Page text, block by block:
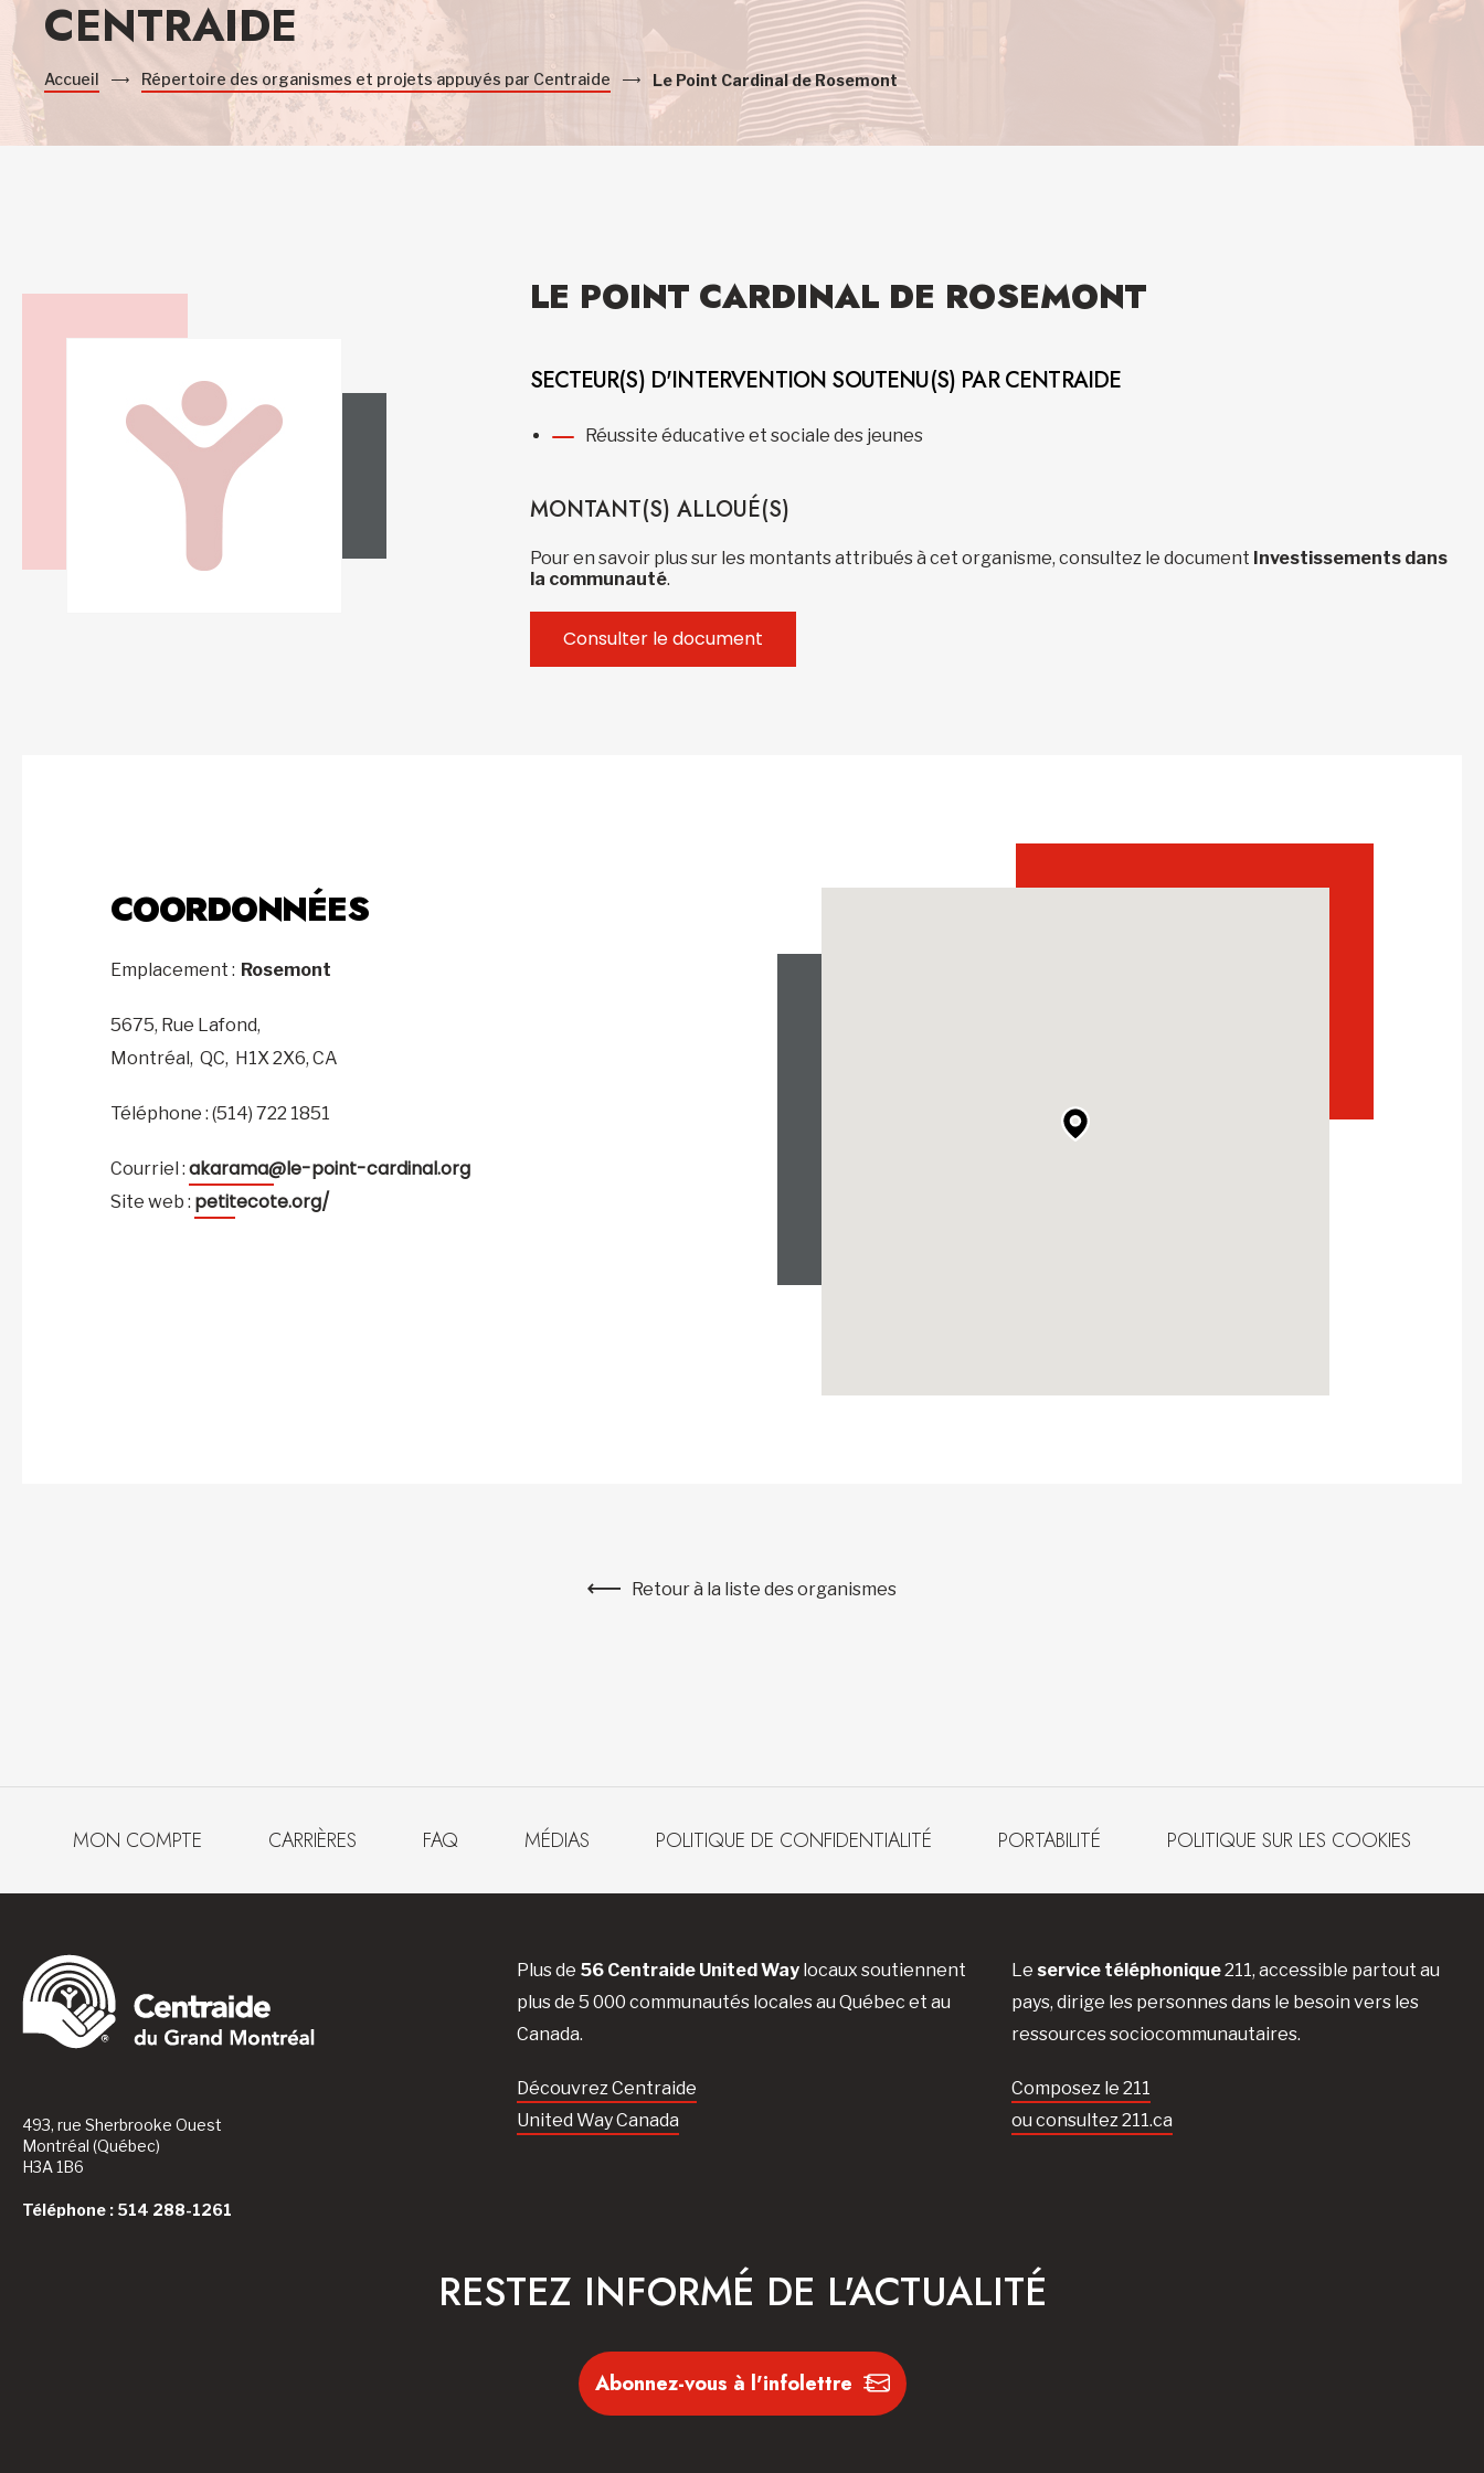
CENTRAIDE
Accueil Répertoire des organismes et projets appuyés par Centraide Le Point Cardinal de Rosemont
LE POINT CARDINAL DE ROSEMONT
SECTEUR(S) D'INTERVENTION SOUTENU(S) PAR CENTRAIDE
Réussite éducative et sociale des jeunes
MONTANT(S) ALLOUÉ(S)
Pour en savoir plus sur les montants attribués à cet organisme, consultez le document Investissements dans
la communauté.
Consulter le document
COORDONNÉES
Emplacement : Rosemont
5675, Rue Lafond,
Montréal, QC, H1X 2X6, CA
Téléphone : (514) 722 1851
Courriel : akarama@le-point-cardinal.org
Site web : petitecote.org/
Retour à la liste des organismes
MON COMPTE CARRIÈRES FAQ MÉDIAS POLITIQUE DE CONFIDENTIALITÉ PORTABILITÉ POLITIQUE SUR LES COOKIES
493, rue Sherbrooke Ouest
Montréal (Québec)
H3A 1B6
Téléphone : 514 288-1261
Plus de 56 Centraide United Waylocaux soutiennent
plus de 5 000 communautés locales au Québec et au
Canada.
Découvrez Centraide
United Way Canada
Le service téléphonique211, accessible partout au
pays, dirige les personnes dans le besoin vers les
ressources sociocommunautaires.
Composez le 211
ou consultez 211.ca
RESTEZ INFORMÉ DE L'ACTUALITÉ
Abonnez-vous à l'infolettre